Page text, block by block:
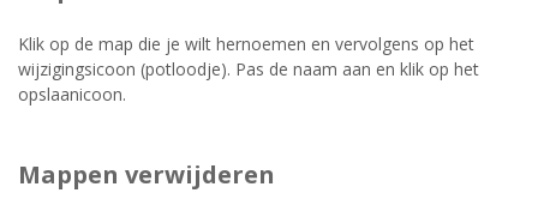
Klik op de map die je wilt hernoemen en vervolgens op het
wijzigingsicoon (potloodje). Pas de naam aan en klik op het
opslaanicoon.
Mappen verwijderen